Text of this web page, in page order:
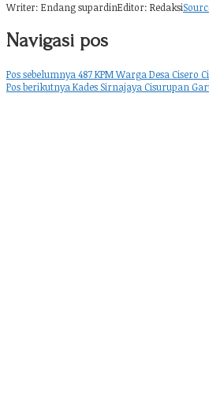
Writer: Endang supardinEditor: Redaksi
Navigasi pos
Pos sebelumnya 487 KPM Warga Desa Cisero
Pos berikutnya Kades Sirnajaya Cisurupan